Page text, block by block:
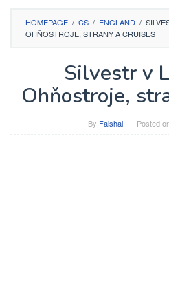
HOMEPAGE / CS / ENGLAND /
OHŇOSTROJE, STRANY A CRUISES
Silvestr v
Ohňostroje,
By Faishal Posted